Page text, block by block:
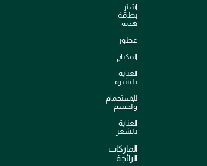
اشترِ
بطاقة
هدية
عطور
المكياج
العناية
بالبشرة
للإستحمام
والجسم
العناية
بالشعر
الماركات
الرائجة